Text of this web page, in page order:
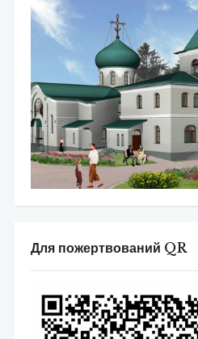
Для пожертвований QR